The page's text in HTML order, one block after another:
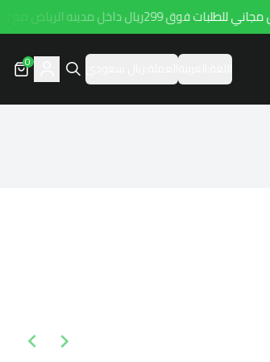
فوق 299ريال داخل مدينه الرياض مع توصيل هامتارو
0